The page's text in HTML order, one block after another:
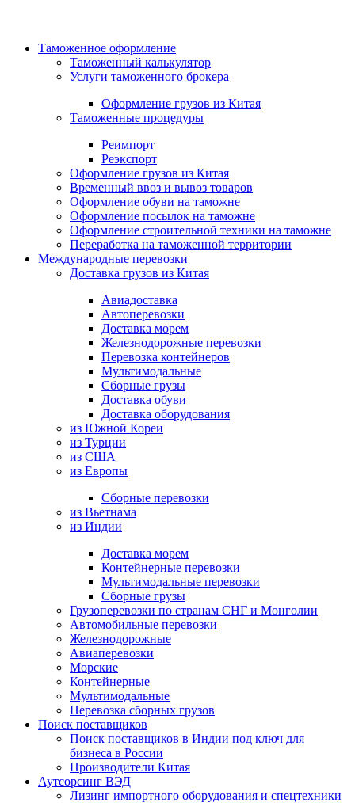
Таможенное оформление
Таможенный калькулятор
Услуги таможенного брокера
Оформление грузов из Китая
Таможенные процедуры
Реимпорт
Реэкспорт
Оформление грузов из Китая
Временный ввоз и вывоз товаров
Оформление обуви на таможне
Оформление посылок на таможне
Оформление строительной техники на таможне
Переработка на таможенной территории
Международные перевозки
Доставка грузов из Китая
Авиадоставка
Автоперевозки
Доставка морем
Железнодорожные перевозки
Перевозка контейнеров
Мультимодальные
Сборные грузы
Доставка обуви
Доставка оборудования
из Южной Кореи
из Турции
из США
из Европы
Сборные перевозки
из Вьетнама
из Индии
Доставка морем
Контейнерные перевозки
Мультимодальные перевозки
Сборные грузы
Грузоперевозки по странам СНГ и Монголии
Автомобильные перевозки
Железнодорожные
Авиаперевозки
Морские
Контейнерные
Мультимодальные
Перевозка сборных грузов
Поиск поставщиков
Поиск поставщиков в Индии под ключ для
бизнеса в России
Производители Китая
Аутсорсинг ВЭД
Лизинг импортного оборудования и спецтехники